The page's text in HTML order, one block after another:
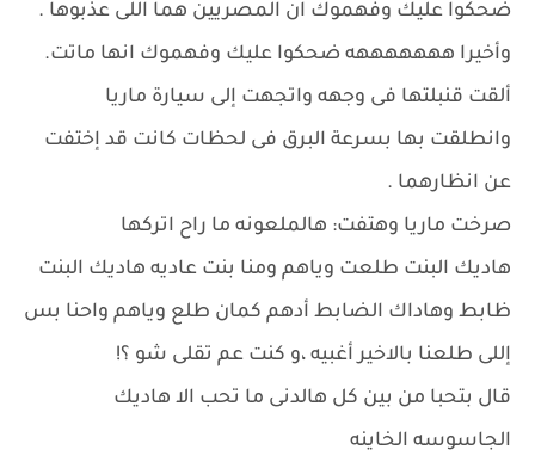
ضحكوا عليك وفهموك ان المصريين هما اللى عذبوها .
وأخيرا هههههههه ضحكوا عليك وفهموك انها ماتت.
ألقت قنبلتها فى وجهه واتجهت إلى سيارة ماريا
وانطلقت بها بسرعة البرق فى لحظات كانت قد إختفت
عن انظارهما .
صرخت ماريا وهتفت: هالملعونه ما راح اتركها
هاديك البنت طلعت وياهم ومنا بنت عاديه هاديك البنت
ظابط وهاداك الضابط أدهم كمان طلع وياهم واحنا بس
إللى طلعنا بالاخير أغبيه ،و كنت عم تقلى شو ؟!
قال بتحبا من بين كل هالدنى ما تحب الا هاديك
الجاسوسه الخاينه